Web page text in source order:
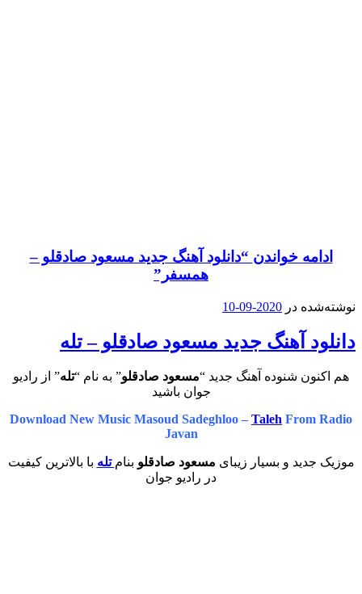
خواندن “دانلود آهنگ جدید مسعود صادقلو –
همسفر”
در 2020-09-10
آهنگ جدید مسعود صادقلو – تله
شنوده آهنگ جدید “مسعود صادقلو” به نام “تله” از رادیو
جوان باشید
Download New Music Masoud Sadeghloo –Taleh
و بسیار زیبایمسعود صادقلوبنامتلهبا بالاترین کیفیت
در رادیو جوان